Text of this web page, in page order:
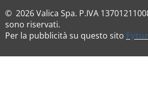
© 2026 Valica Spa. P.IVA
sono riservati.
Per la pubblicità su questo sito Fytur